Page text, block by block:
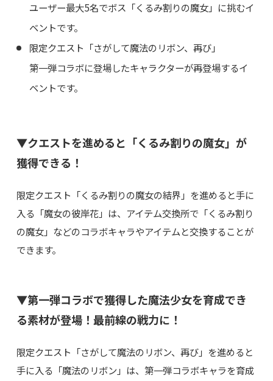
ユーザー最大5名でボス「くるみ割りの魔女」に挑むイ
ベントです。
限定クエスト「さがして魔法のリボン、再び」
第一弾コラボに登場したキャラクターが再登場するイ
ベントです。
▼クエストを進めると「くるみ割りの魔女」が
獲得できる！
限定クエスト「くるみ割りの魔女の結界」を進めると手に
入る「魔女の彼岸花」は、アイテム交換所で「くるみ割り
の魔女」などのコラボキャラやアイテムと交換することが
できます。
▼第一弾コラボで獲得した魔法少女を育成でき
る素材が登場！最前線の戦力に！
限定クエスト「さがして魔法のリボン、再び」を進めると
手に入る「魔法のリボン」は、第一弾コラボキャラを育成